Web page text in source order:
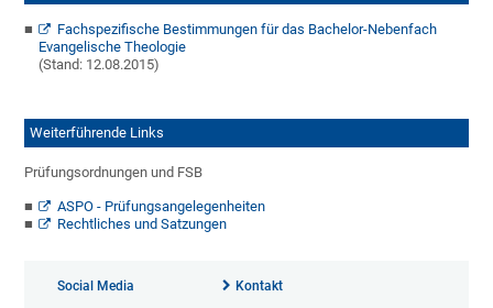
Fachspezifische Bestimmungen für das Bachelor-Nebenfach
Evangelische Theologie
(Stand: 12.08.2015)
Weiterführende Links
Prüfungsordnungen und FSB
ASPO - Prüfungsangelegenheiten
Rechtliches und Satzungen
Social Media Kontakt